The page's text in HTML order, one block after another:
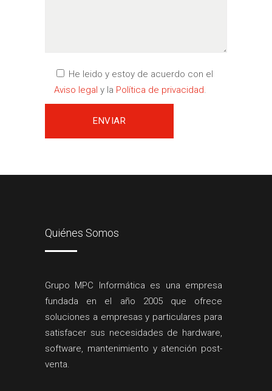
He leido y estoy de acuerdo con el
Aviso legal y la Política de privacidad.
Quiénes Somos
Grupo MPC Informática es una empresa
fundada en el año 2005 que ofrece
soluciones a empresas y particulares para
satisfacer sus necesidades de hardware,
software, mantenimiento y atención post-
venta.